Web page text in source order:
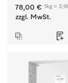
und farbechter
Buntwäsche.
78,00 € 1kg =
zzgl. MwSt.